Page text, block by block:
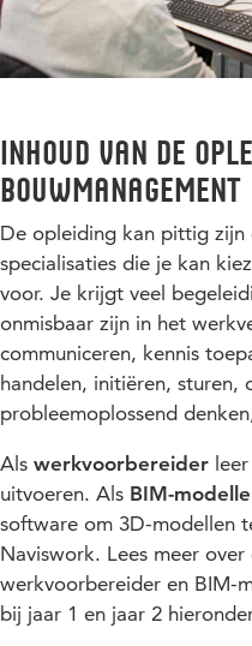
Inhoud van de
Bouwmanagement
De opleiding kan pittig zijn
specialisaties die je kan
voor. Je krijgt veel
onmisbaar zijn in het
communiceren, kennis
handelen, initiëren, sturen,
probleemoplossend
Als werkvoorbereider
uitvoeren. Als BIM-
software om 3D-modellen
Naviswork. Lees meer
werkvoorbereider en BIM-
bij jaar 1 en jaar 2